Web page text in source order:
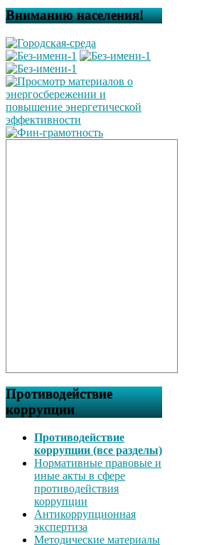
Вниманию населения!
Противодействие
коррупции
Противодействие
коррупции (все разделы)
Нормативные правовые и
иные акты в сфере
противодействия
коррупции
Антикоррупционная
экспертиза
Методические материалы